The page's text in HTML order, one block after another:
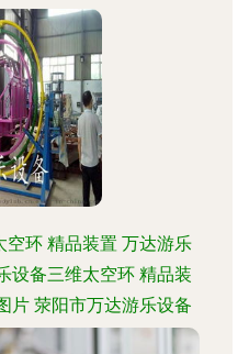
空环 精品装置 万达游乐
设备三维太空环 精品装
片 荥阳市万达游乐设备
,